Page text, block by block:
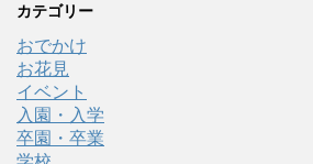
カテゴリー
おでかけ
お花見
イベント
入園・入学
卒園・卒業